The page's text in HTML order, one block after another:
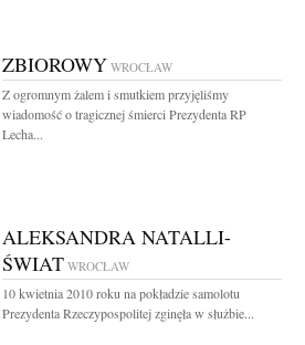
ZBIOROWY WROCŁAW
Z ogromnym żalem i smutkiem przyjęliśmy
wiadomość o tragicznej śmierci Prezydenta RP
Lecha...
ALEKSANDRA NATALLI-
ŚWIAT WROCŁAW
10 kwietnia 2010 roku na pokładzie samolotu
Prezydenta Rzeczypospolitej zginęła w służbie...